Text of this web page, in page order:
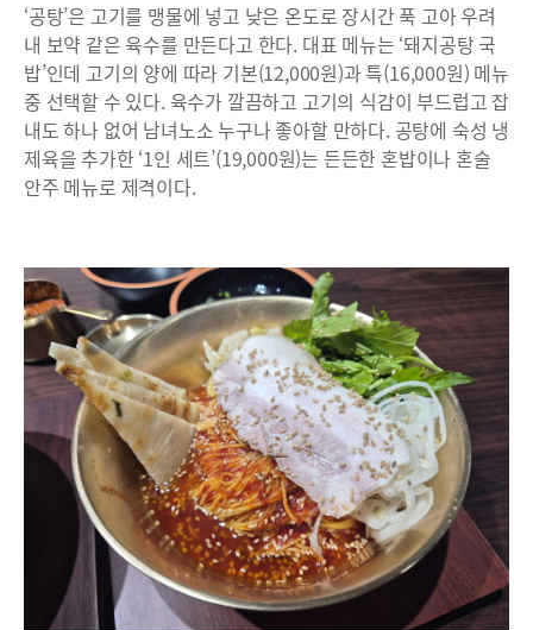
‘공탕’은 고기를 맹물에 넣고 낮은 온도로 장시간 푹 고아 우려
내 보약 같은 육수를 만든다고 한다. 대표 메뉴는 ‘돼지공탕 국
밥’인데 고기의 양에 따라 기본(12,000원)과 특(16,000원) 메뉴
중 선택할 수 있다. 육수가 깔끔하고 고기의 식감이 부드럽고 잡
내도 하나 없어 남녀노소 누구나 좋아할 만하다. 공탕에 숙성 냉
제육을 추가한 ‘1인 세트’(19,000원)는 든든한 혼밥이나 혼술
안주 메뉴로 제격이다.